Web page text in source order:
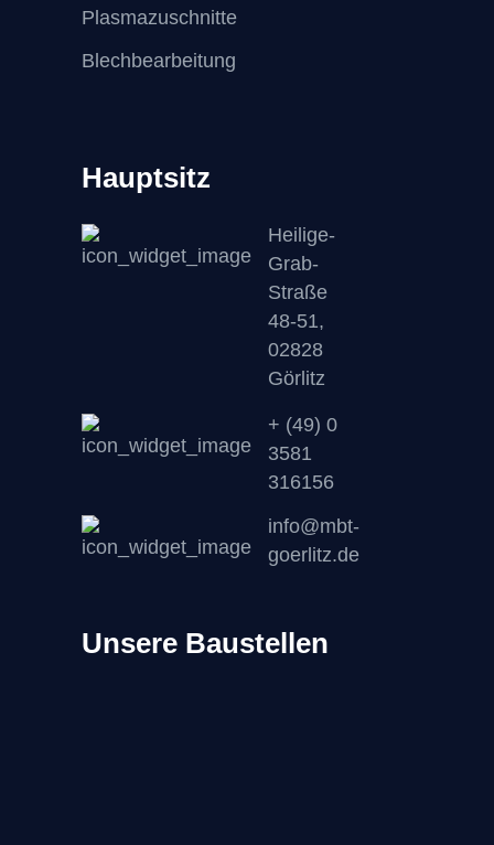
Plasmazuschnitte
Blechbearbeitung
Hauptsitz
Heilige-
Grab-
Straße
48-51,
02828
Görlitz
+ (49) 0
3581
316156
info@mbt-
goerlitz.de
Unsere Baustellen